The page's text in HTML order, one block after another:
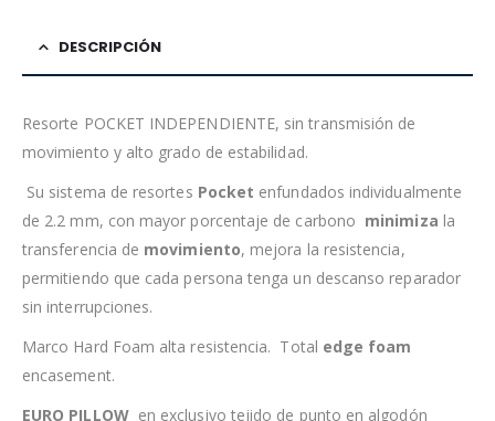
DESCRIPCIÓN
Resorte POCKET INDEPENDIENTE, sin transmisión de
movimiento y alto grado de estabilidad.
Su sistema de resortes Pocket enfundados individualmente
de 2.2 mm, con mayor porcentaje de carbono minimiza la
transferencia de movimiento, mejora la resistencia,
permitiendo que cada persona tenga un descanso reparador
sin interrupciones.
Marco Hard Foam alta resistencia. Total edge foam
encasement.
EURO PILLOW en exclusivo tejido de punto en algodón